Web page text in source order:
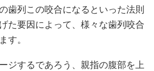
歯列この咬合になるといった法則
た要因によって、様々な歯列咬合
す。
ジするであろう、親指の腹部を上